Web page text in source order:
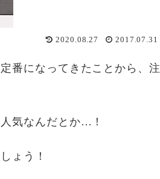
2020.08.27 2017.07.31
番になってきたことから、注
気なんだとか…！
ょう！